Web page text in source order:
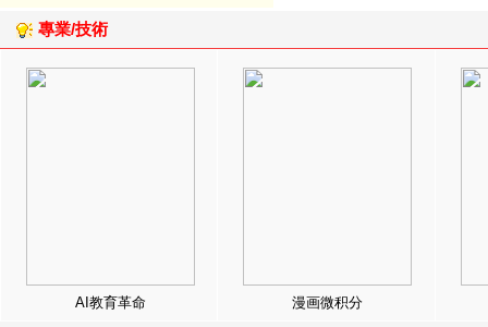
專業/技術
AI教育革命 漫画微积分